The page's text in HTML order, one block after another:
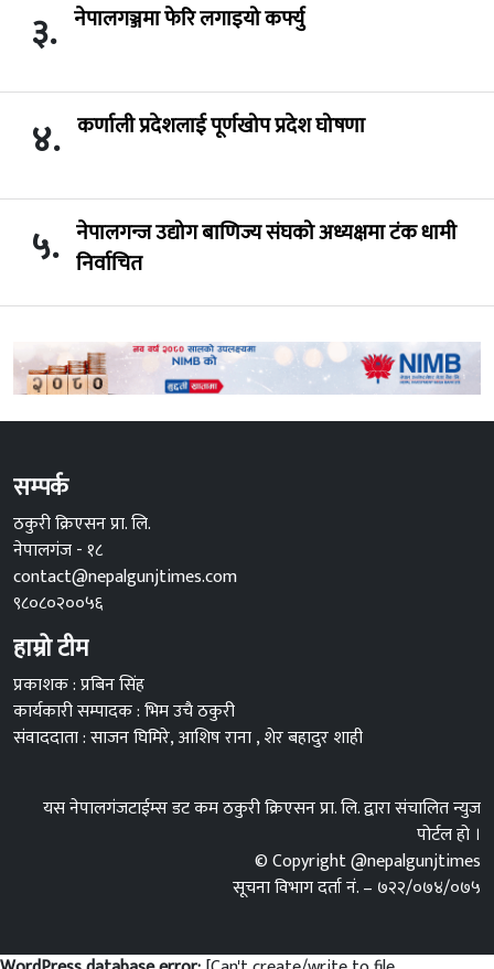
३. नेपालगञ्जमा फेरि लगाइयो कर्फ्यु
४. कर्णाली प्रदेशलाई पूर्णखोप प्रदेश घोषणा
५. नेपालगन्ज उद्योग बाणिज्य संघको अध्यक्षमा टंक धामी
निर्वाचित
सम्पर्क
ठकुरी क्रिएसन प्रा. लि.
नेपालगंज - १८
contact@nepalgunjtimes.com
९८०८०२००५६
हाम्रो टीम
प्रकाशक : प्रबिन सिंह
कार्यकारी सम्पादक : भिम उचै ठकुरी
संवाददाता : साजन घिमिरे, आशिष राना , शेर बहादुर शाही
यस नेपालगंजटाईम्स डट कम ठकुरी क्रिएसन प्रा. लि. द्वारा संचालित न्युज
पोर्टल हो ।
© Copyright @nepalgunjtimes
सूचना विभाग दर्ता नं. – ७२२/०७४/०७५